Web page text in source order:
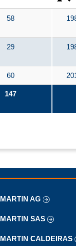
58
29
60
147
MARTIN AG
MARTIN SAS
MARTIN CALDEIRAS